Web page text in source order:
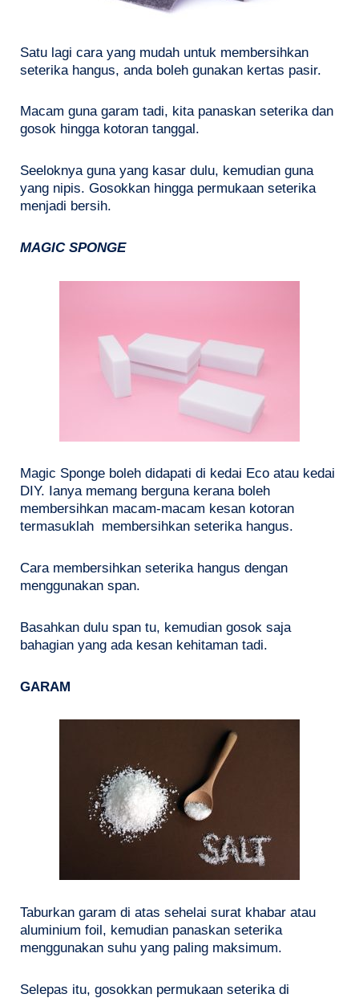
Satu lagi cara yang mudah untuk membersihkan
seterika hangus, anda boleh gunakan kertas pasir.
Macam guna garam tadi, kita panaskan seterika dan
gosok hingga kotoran tanggal.
Seeloknya guna yang kasar dulu, kemudian guna
yang nipis. Gosokkan hingga permukaan seterika
menjadi bersih.
MAGIC SPONGE
Magic Sponge boleh didapati di kedai Eco atau kedai
DIY. Ianya memang berguna kerana boleh
membersihkan macam-macam kesan kotoran
termasuklah membersihkan seterika hangus.
Cara membersihkan seterika hangus dengan
menggunakan span.
Basahkan dulu span tu, kemudian gosok saja
bahagian yang ada kesan kehitaman tadi.
GARAM
Taburkan garam di atas sehelai surat khabar atau
aluminium foil, kemudian panaskan seterika
menggunakan suhu yang paling maksimum.
Selepas itu, gosokkan permukaan seterika di